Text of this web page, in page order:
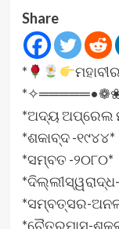
Share
*
*ଅଦ୍ୟ ଅପ୍ରେଲ
*ଶକାବ୍ଦ -୧୯୪୪*
*ସମ୍ବତ -୨୦୮୦*
*ସମ୍ବତ୍ସର-
*ଚୈତ୍ରମାସ-